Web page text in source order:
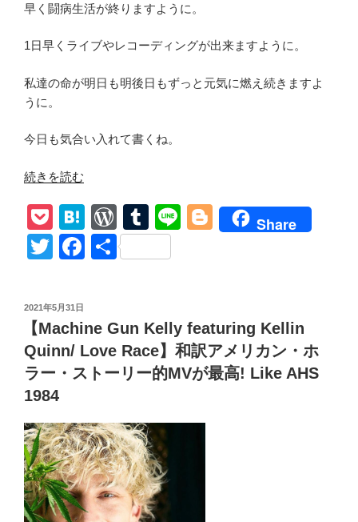
早く闘病生活が終りますように。
1日早くライブやレコーディングが出来ますように。
私達の命が明日も明後日もずっと元気に燃え続きますよ
うに。
今日も気合い入れて書くね。
“【blink-
Dammit
(Growing
Up)】
Mark
Hoppus
快
復
祈
Get
Well
Soon!”
の
続きを読む
P
o
ck
H
at
e
a
W
or
d
e
ss
T
u
m
r
Li
Bl
er
Share
T
tt
er
F
e
b
o
k
共
投
日:
2021年5月31日
【Machine Gun Kelly featuring Kellin
Quinn/ Love Race】和訳アメリカン・ホ
ラー・ストーリー的MVが最高! Like AHS
1984